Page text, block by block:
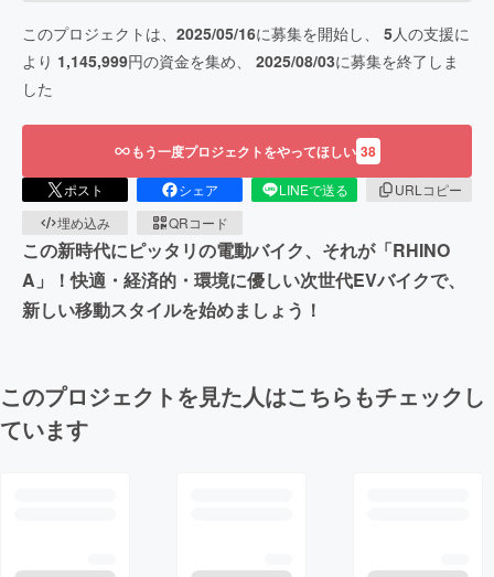
このプロジェクトは、 2025/05/16に募集を開始し、 5人の支援に
より 1,145,999円の資金を集め、 2025/08/03に募集を終了しま
した
もう一度プロジェクトをやってほしい 38
ポスト シェア LINEで送る
URLコピー
埋め込み
QRコード
この新時代にピッタリの電動バイク、それが「RHINO
A」！快適・経済的・環境に優しい次世代EVバイクで、
新しい移動スタイルを始めましょう！
このプロジェクトを見た人はこちらもチェックし
ています